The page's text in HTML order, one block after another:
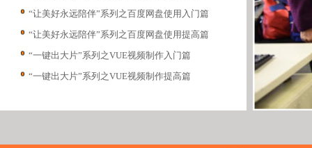
“让美好永远陪伴”系列之百度网盘使用入门篇
“让美好永远陪伴”系列之百度网盘使用提高篇
“一键出大片”系列之VUE视频制作入门篇
“一键出大片”系列之VUE视频制作提高篇